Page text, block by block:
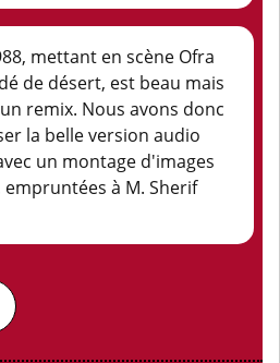
mettant en scène Ofra
de désert, est beau mais
remix. Nous avons donc
la belle version audio
un montage d'images
à M. Sherif